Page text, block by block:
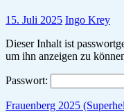
15. Juli 2025 Ingo Krey
Dieser Inhalt ist
um ihn anzeigen zu
Passwort:
Frauenberg 2025